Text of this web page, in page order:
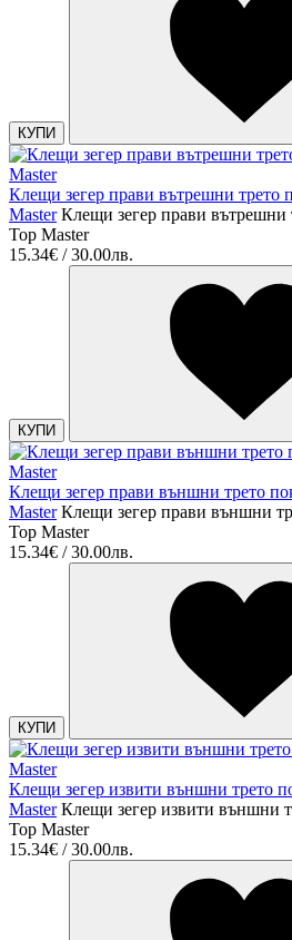
КУПИ
Клещи зегер прави вътрешни трето
Master Клещи зегер прави вътрешни
Top Master
15.34€ / 30.00лв.
КУПИ
Клещи зегер прави външни трето
Master Клещи зегер прави външни
Top Master
15.34€ / 30.00лв.
КУПИ
Клещи зегер извити външни трето
Master Клещи зегер извити външни
Top Master
15.34€ / 30.00лв.